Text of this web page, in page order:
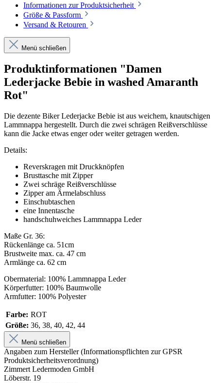
Informationen zur Produktsicherheit
Größe & Passform
Versand & Retouren
Menü schließen
Produktinformationen "Damen
Lederjacke Bebie in washed Amaranth
Rot"
Die dezente Biker Lederjacke Bebie ist aus weichem, knautschigen
Lammnappa hergestellt. Durch die zwei schrägen Reißverschlüsse
kann die Jacke etwas enger oder weiter getragen werden.
Details:
Reverskragen mit Druckknöpfen
Brusttasche mit Zipper
Zwei schräge Reißverschlüsse
Zipper am Ärmelabschluss
Einschubtaschen
eine Innentasche
handschuhweiches Lammnappa Leder
Maße Gr. 36:
Rückenlänge ca. 51cm
Brustweite max. ca. 47 cm
Armlänge ca. 62 cm
Obermaterial: 100% Lammnappa Leder
Körperfutter: 100% Baumwolle
Armfutter: 100% Polyester
Farbe: ROT
Größe: 36, 38, 40, 42, 44
Menü schließen
Angaben zum Hersteller (Informationspflichten zur GPSR
Produktsicherheitsverordnung)
Zimmert Ledermoden GmbH
Löberstr. 19